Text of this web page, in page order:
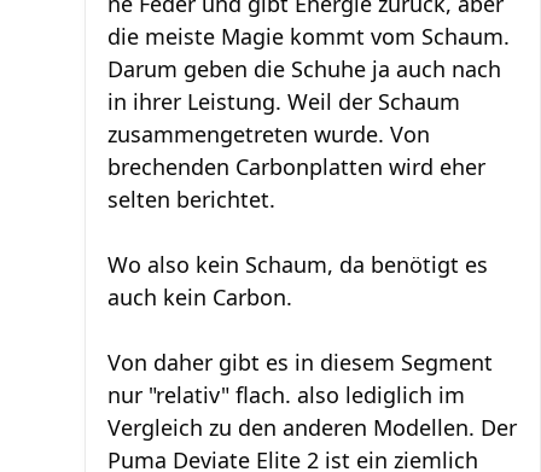
die meiste Magie kommt vom Schaum.
Darum geben die Schuhe ja auch nach
in ihrer Leistung. Weil der Schaum
zusammengetreten wurde. Von
brechenden Carbonplatten wird eher
selten berichtet.
Wo also kein Schaum, da benötigt es
auch kein Carbon.
Von daher gibt es in diesem Segment
nur "relativ" flach. also lediglich im
Vergleich zu den anderen Modellen. Der
Puma Deviate Elite 2 ist ein ziemlich